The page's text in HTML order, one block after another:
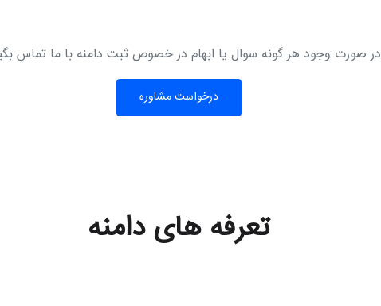
در صورت وجود هر گونه سوال یا ابهام در خصوص ثبت دامنه با ما تماس
درخواست مشاوره
تعرفه های دامنه